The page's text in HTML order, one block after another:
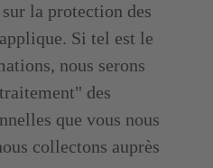
la protection des
Si tel est le
nous serons
des
que vous nous
collectons auprès